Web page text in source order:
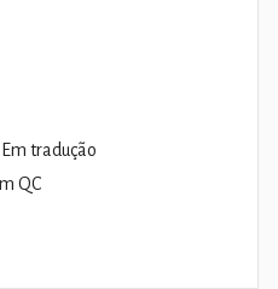
tradução
QC